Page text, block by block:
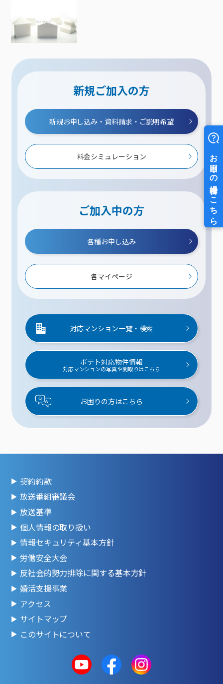
新規ご加入の方
新規お申し込み・資料請求・ご説明希望
料金シミュレーション
ご加入中の方
各種お申し込み
各マイページ
対応マンション一覧・検索
ポテト対応物件情報
対応マンションの写真や間取りはこちら
お困りの方はこちら
契約約款
放送番組審議会
放送基準
個人情報の取り扱い
情報セキュリティ基本方針
労働安全大会
反社会的勢力排除に関する基本方針
婚活支援事業
アクセス
サイトマップ
このサイトについて